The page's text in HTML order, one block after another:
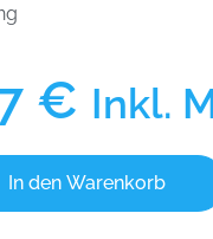
€ Inkl.
In den Warenkorb